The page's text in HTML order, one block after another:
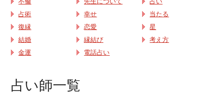
占術
幸せ
当たる
復縁
恋愛
星
結婚
縁結び
考え方
金運
電話占い
占い師一覧